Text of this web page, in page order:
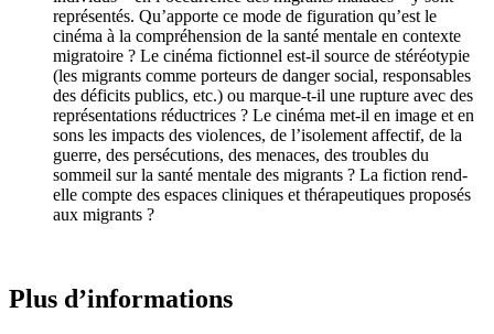
représentés. Qu’apporte ce mode de figuration qu’est le
cinéma à la compréhension de la santé mentale en contexte
migratoire ? Le cinéma fictionnel est-il source de stéréotypie
(les migrants comme porteurs de danger social, responsables
des déficits publics, etc.) ou marque-t-il une rupture avec des
représentations réductrices ? Le cinéma met-il en image et en
sons les impacts des violences, de l’isolement affectif, de la
guerre, des persécutions, des menaces, des troubles du
sommeil sur la santé mentale des migrants ? La fiction rend-
elle compte des espaces cliniques et thérapeutiques proposés
aux migrants ?
Plus d’informations